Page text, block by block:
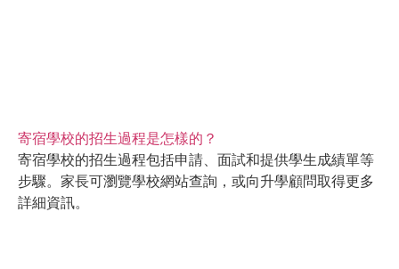
寄宿學校的招生過程是怎樣的？
寄宿學校的招生過程包括申請、面試和提供學生成績單等
步驟。家長可瀏覽學校網站查詢，或向升學顧問取得更多
詳細資訊。